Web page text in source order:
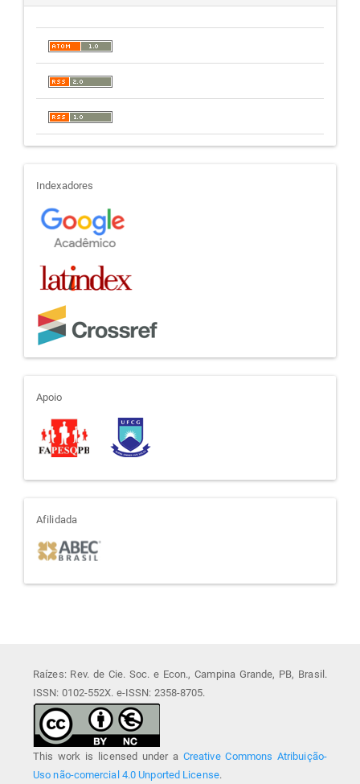
indexadores
Indexadores
apoio
Apoio
afiliada
Afilidada
Raízes: Rev. de Cie. Soc. e Econ., Campina Grande, PB, Brasil.
ISSN: 0102-552X. e-ISSN: 2358-8705.
This work is licensed under a Creative Commons Atribuição-
Uso não-comercial 4.0 Unported License.